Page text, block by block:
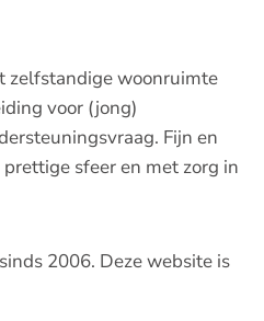
zelfstandige woonruimte
voor (jong)
Fijn en
sfeer en met zorg in
2006. Deze website is